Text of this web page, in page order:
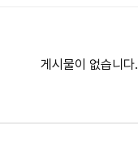
게시물이 없습니다.